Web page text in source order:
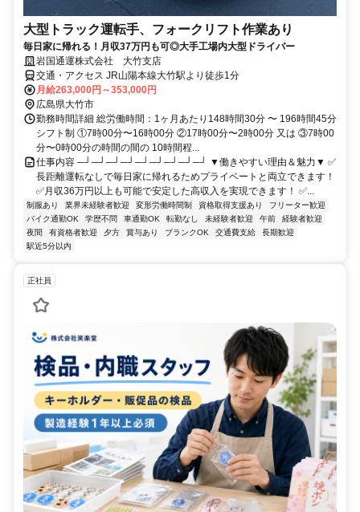
大型トラック運転手、フォークリフト作業あり
毎日家に帰れる！月収37万円も可◎大手工場内大型ドライバー
岩国通運株式会社 大竹支店
交通・アクセス JR山陽本線大竹駅より徒歩1分
月給263,000円～353,000円
広島県大竹市
勤務時間詳細 総労働時間：1ヶ月あたり148時間30分 〜 196時間45分
シフト制 ①7時00分〜16時00分 ②17時00分〜2時00分 又は ③7時00
分〜0時00分の時間の間の 10時間程...
仕事内容 ─┘─┘─┘─┘─┘─┘─┘─┘─┘ ▼働きやすい理由＆魅力▼ ✅
長距離運転なしで毎日家に帰れるためプライベートと両立できます！
✅月収36万円以上も可能で安定した高収入を実現できます！ ✅...
制服あり 業界未経験者歓迎 変形労働時間制 資格取得支援あり
フリーター歓迎
バイク通勤OK
学歴不問 車通勤OK 転勤なし 未経験者歓迎 午前
経験者歓迎
夜間
有資格者歓迎 夕方 賞与あり ブランクOK 交通費支給
長期歓迎
駅近5分以内
正社員